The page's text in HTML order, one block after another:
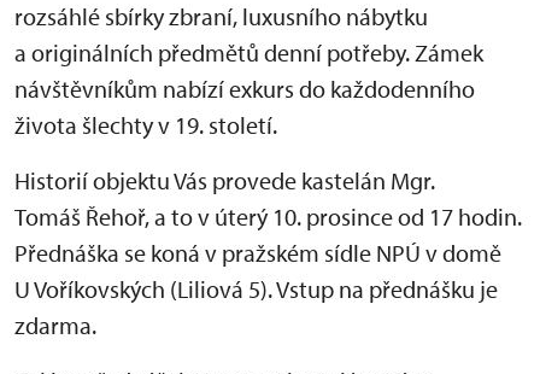
rozsáhlé sbírky zbraní, luxusního nábytku
a originálních předmětů denní potřeby. Zámek
návštěvníkům nabízí exkurs do každodenního
života šlechty v 19. století.
Historií objektu Vás provede kastelán Mgr.
Tomáš Řehoř, a to v úterý 10. prosince od 17 hodin.
Přednáška se koná v pražském sídle NPÚ v domě
U Voříkovských (Liliová 5). Vstup na přednášku je
zdarma.